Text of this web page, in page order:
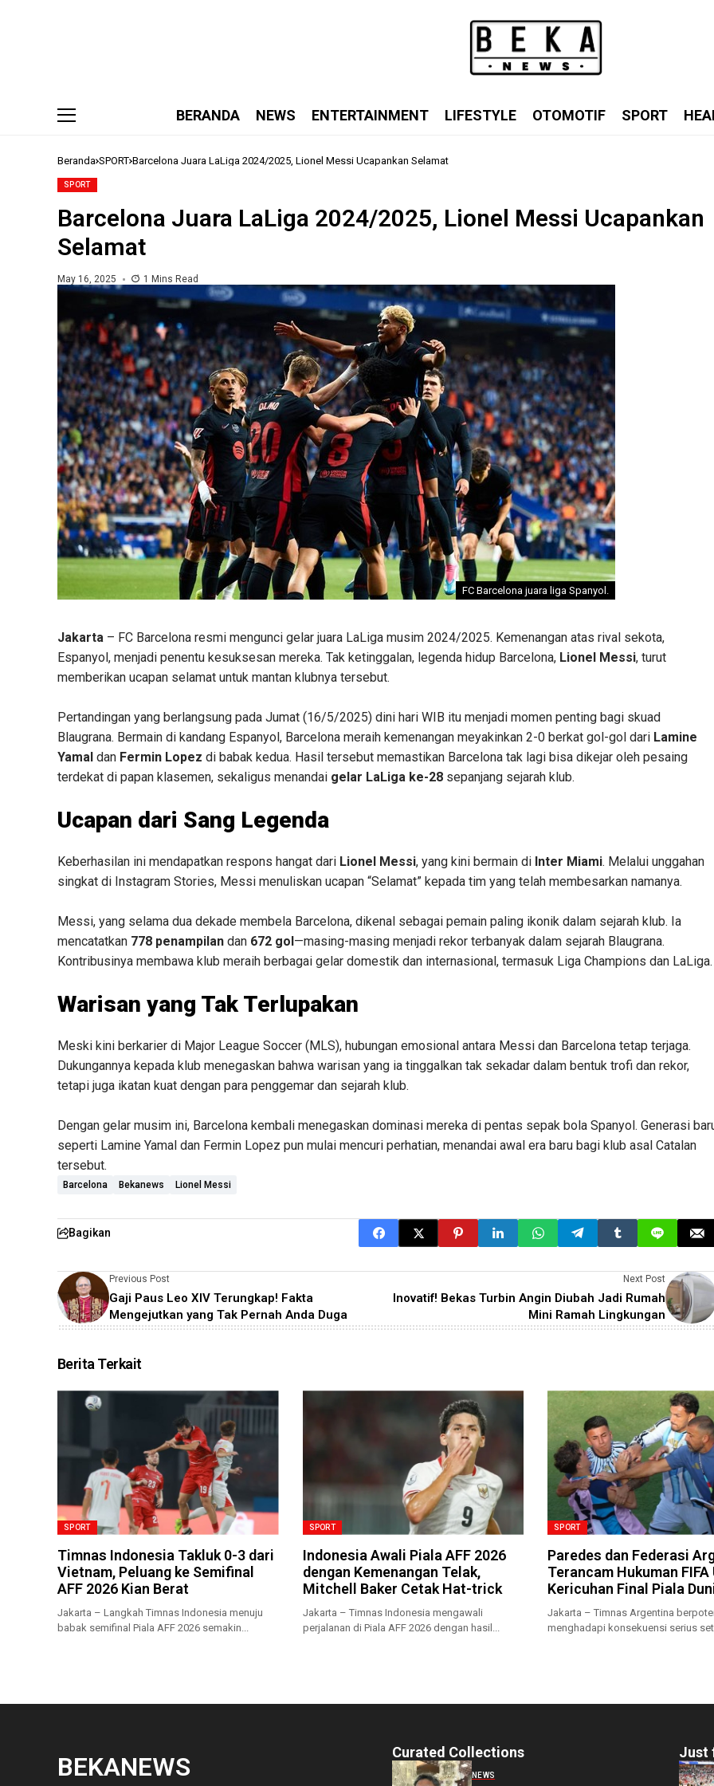
BERANDA NEWS ENTERTAINMENT LIFESTYLE OTOMOTIF SPORT
Beranda SPORT Barcelona Juara LaLiga 2024/2025, Lionel Messi Ucapankan Selamat
SPORT
Barcelona Juara LaLiga 2024/2025, Lionel Messi Ucapankan
Selamat
May 16, 2025 1 Mins Read
FC Barcelona juara liga Spanyol.
Jakarta – FC Barcelona resmi mengunci gelar juara LaLiga musim 2024/2025. Kemenangan atas rival sekota,
Espanyol, menjadi penentu kesuksesan mereka. Tak ketinggalan, legenda hidup Barcelona, Lionel Messi, turut
memberikan ucapan selamat untuk mantan klubnya tersebut.
Pertandingan yang berlangsung pada Jumat (16/5/2025) dini hari WIB itu menjadi momen penting bagi skuad
Blaugrana. Bermain di kandang Espanyol, Barcelona meraih kemenangan meyakinkan 2-0 berkat gol-gol dari Lamine
Yamal dan Fermin Lopez di babak kedua. Hasil tersebut memastikan Barcelona tak lagi bisa dikejar oleh pesaing
terdekat di papan klasemen, sekaligus menandai gelar LaLiga ke-28 sepanjang sejarah klub.
Ucapan dari Sang Legenda
Keberhasilan ini mendapatkan respons hangat dari Lionel Messi, yang kini bermain di Inter Miami. Melalui unggahan
singkat di Instagram Stories, Messi menuliskan ucapan “Selamat” kepada tim yang telah membesarkan namanya.
Messi, yang selama dua dekade membela Barcelona, dikenal sebagai pemain paling ikonik dalam sejarah klub. Ia
mencatatkan 778 penampilan dan 672 gol —masing-masing menjadi rekor terbanyak dalam sejarah Blaugrana.
Kontribusinya membawa klub meraih berbagai gelar domestik dan internasional, termasuk Liga Champions dan LaLiga.
Warisan yang Tak Terlupakan
Meski kini berkarier di Major League Soccer (MLS), hubungan emosional antara Messi dan Barcelona tetap terjaga.
Dukungannya kepada klub menegaskan bahwa warisan yang ia tinggalkan tak sekadar dalam bentuk trofi dan rekor,
tetapi juga ikatan kuat dengan para penggemar dan sejarah klub.
Dengan gelar musim ini, Barcelona kembali menegaskan dominasi mereka di pentas sepak bola Spanyol. Generasi
seperti Lamine Yamal dan Fermin Lopez pun mulai mencuri perhatian, menandai awal era baru bagi klub asal Catalan
tersebut.
Barcelona Bekanews Lionel Messi
Bagikan
Previous Post
Gaji Paus Leo XIV Terungkap! Fakta
Mengejutkan yang Tak Pernah Anda Duga
Next Post
Inovatif! Bekas Turbin Angin Diubah Jadi Rumah
Mini Ramah Lingkungan
Berita Terkait
SPORT
Timnas Indonesia Takluk 0-3 dari
Vietnam, Peluang ke Semifinal
AFF 2026 Kian Berat
Jakarta – Langkah Timnas Indonesia menuju
babak semifinal Piala AFF 2026 semakin...
SPORT
Indonesia Awali Piala AFF 2026
dengan Kemenangan Telak,
Mitchell Baker Cetak Hat-trick
Jakarta – Timnas Indonesia mengawali
perjalanan di Piala AFF 2026 dengan hasil...
SPORT
Paredes dan Federasi
Terancam Hukuman FIFA
Kericuhan Final Piala
Jakarta – Timnas Argentina
menghadapi konsekuensi serius
BEKANEWS Curated Collections
NEWS
Just